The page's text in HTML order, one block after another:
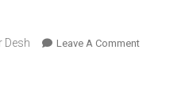
Desh Leave A CommentOn